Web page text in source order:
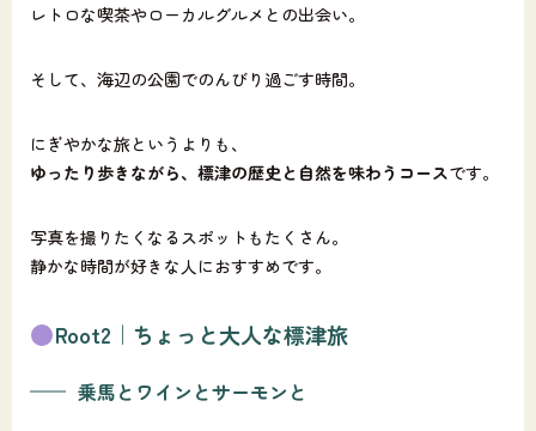
レトロな喫茶やローカルグルメとの出会い。
そして、海辺の公園でのんびり過ごす時間。
にぎやかな旅というよりも、
ゆったり歩きながら、標津の歴史と自然を味わうコースです。
写真を撮りたくなるスポットもたくさん。
静かな時間が好きな人におすすめです。
Root2｜ちょっと大人な標津旅
乗馬とワインとサーモンと